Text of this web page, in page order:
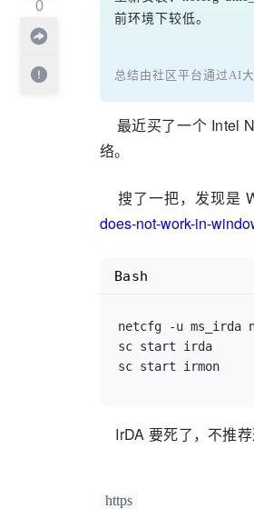
0
前环境下较低。
总结由社区平台通过AI
最近买了一个 Intel
络。
搜了一把，发现是
does-not-work-in-
netcfg -u ms_irda
sc start irda
Bash
IrDA 要死了，不推荐
https